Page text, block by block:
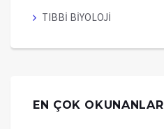
TIBBİ BİYOLOJİ
EN ÇOK OKUNANLAR